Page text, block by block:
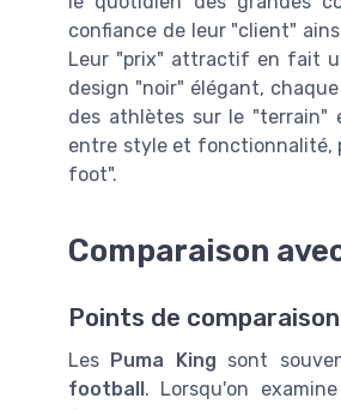
confiance de leur "client"
Leur "prix" attractif en fait
design "noir" élégant,
des athlètes sur le "terrain"
entre style et fonctionnalité,
foot".
Comparaison
Points de
Les Puma King sont
football. Lorsqu'on